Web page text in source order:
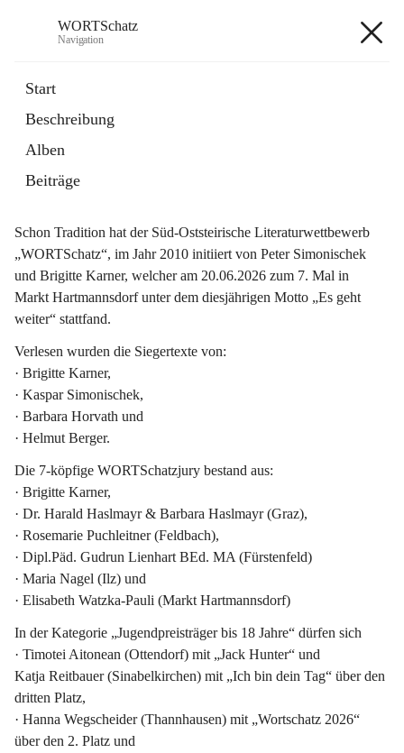
WORTSchatz
Navigation
Start
Beschreibung
Alben
Beiträge
Schon Tradition hat der Süd-Oststeirische Literaturwettbewerb
„WORTSchatz“, im Jahr 2010 initiiert von Peter Simonischek
und Brigitte Karner, welcher am 20.06.2026 zum 7. Mal in
Markt Hartmannsdorf unter dem diesjährigen Motto „Es geht
weiter“ stattfand.
Verlesen wurden die Siegertexte von:
· Brigitte Karner,
· Kaspar Simonischek,
· Barbara Horvath und
· Helmut Berger.
Die 7-köpfige WORTSchatzjury bestand aus:
· Brigitte Karner,
· Dr. Harald Haslmayr & Barbara Haslmayr (Graz),
· Rosemarie Puchleitner (Feldbach),
· Dipl.Päd. Gudrun Lienhart BEd. MA (Fürstenfeld)
· Maria Nagel (Ilz) und
· Elisabeth Watzka-Pauli (Markt Hartmannsdorf)
In der Kategorie „Jugendpreisträger bis 18 Jahre“ dürfen sich
· Timotei Aitonean (Ottendorf) mit „Jack Hunter“ und
Katja Reitbauer (Sinabelkirchen) mit „Ich bin dein Tag“ über den
dritten Platz,
· Hanna Wegscheider (Thannhausen) mit „Wortschatz 2026“
über den 2. Platz und